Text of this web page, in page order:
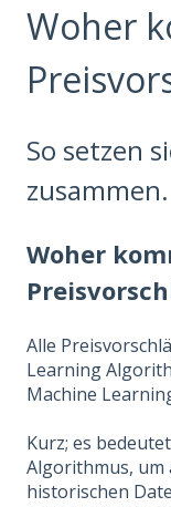
Woher
So setzen
zusammen.
Woher
Alle
Learning
Machine
Kurz; es
Algorithmus, um
historischen